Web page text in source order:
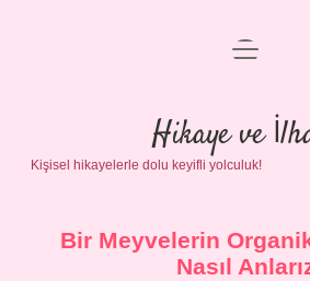
Anasayfa
Gizlilik Politikası
Yasal Uyarı
menüyü
Hikaye ve
Kişisel hikayelerle dolu keyifli yolculuk!
Bir Meyvelerin
Nasıl